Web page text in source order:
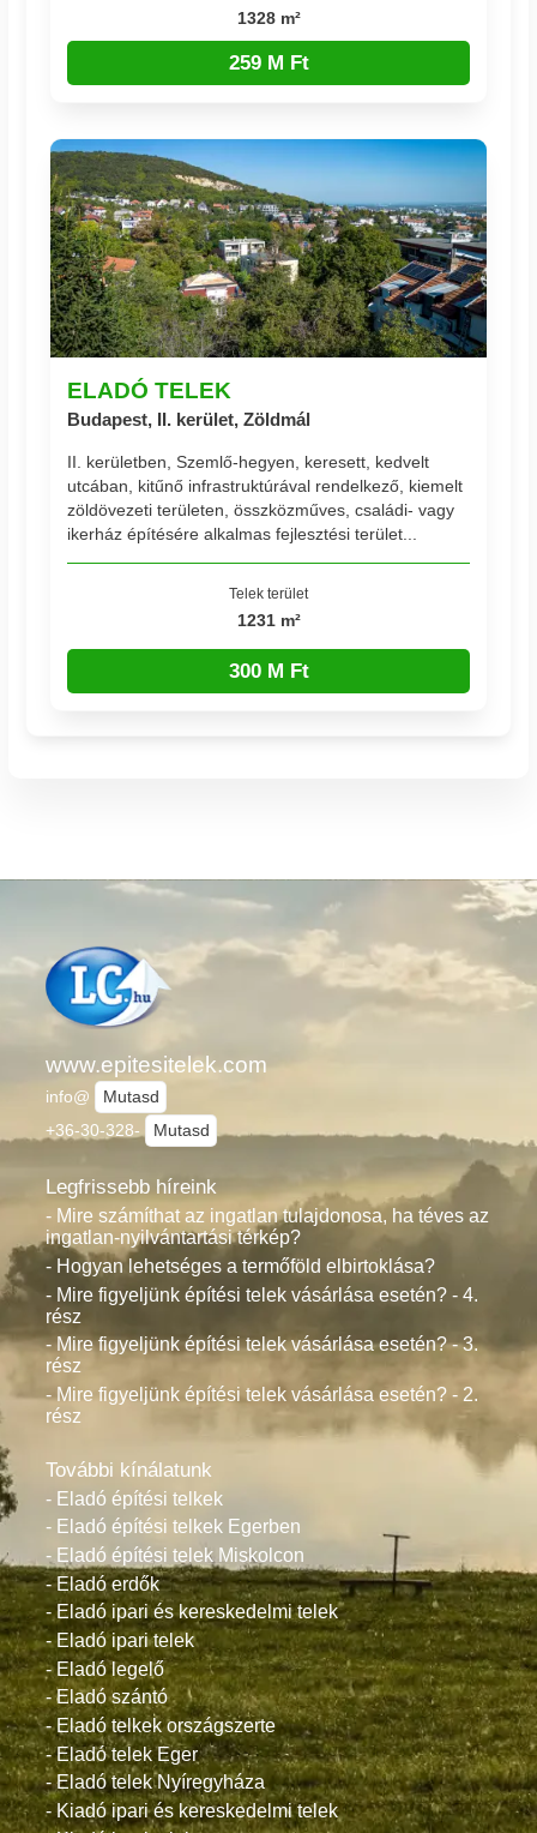
1328 m²
259 M Ft
ELADÓ TELEK
Budapest, II. kerület, Zöldmál
II. kerületben, Szemlő-hegyen, keresett, kedvelt
utcában, kitűnő infrastruktúrával rendelkező, kiemelt
zöldövezeti területen, összközműves, családi- vagy
ikerház építésére alkalmas fejlesztési terület...
Telek terület
1231 m²
300 M Ft
www.epitesitelek.com
info@
Mutasd
+36-30-328-
Mutasd
Legfrissebb híreink
- Mire számíthat az ingatlan tulajdonosa, ha téves az
ingatlan-nyilvántartási térkép?
- Hogyan lehetséges a termőföld elbirtoklása?
- Mire figyeljünk építési telek vásárlása esetén? - 4.
rész
- Mire figyeljünk építési telek vásárlása esetén? - 3.
rész
- Mire figyeljünk építési telek vásárlása esetén? - 2.
rész
További kínálatunk
- Eladó építési telkek
- Eladó építési telkek Egerben
- Eladó építési telek Miskolcon
- Eladó erdők
- Eladó ipari és kereskedelmi telek
- Eladó ipari telek
- Eladó legelő
- Eladó szántó
- Eladó telkek országszerte
- Eladó telek Eger
- Eladó telek Nyíregyháza
- Kiadó ipari és kereskedelmi telek